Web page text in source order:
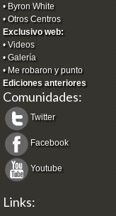
•Byron White
•Otros Centros
Exclusivo web:
•Videos
•Galería
•Me robaron y punto
Ediciones anteriores
Comunidades:
Twitter
Facebook
Youtube
Links: